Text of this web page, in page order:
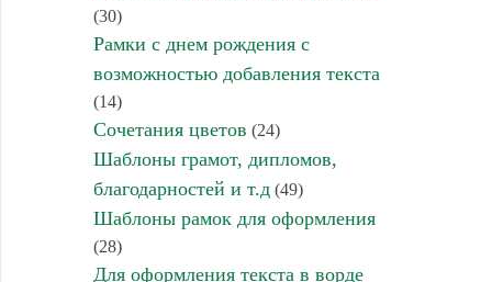
(30)
Рамки с днем рождения с
возможностью добавления текста
(14)
Сочетания цветов (24)
Шаблоны грамот, дипломов,
благодарностей и т.д(49)
Шаблоны рамок для оформления
(28)
Для оформления текста в ворде